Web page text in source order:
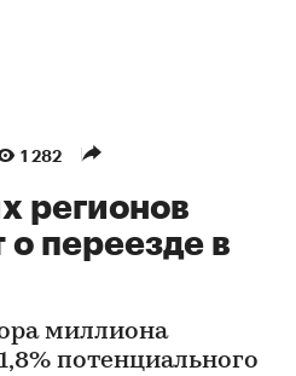
1 282
регионов
переезде в
миллиона
потенциального